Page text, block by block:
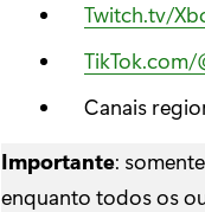
Twitch.tv/
TikTok.com/
Canais
Importante:
enquanto todos os